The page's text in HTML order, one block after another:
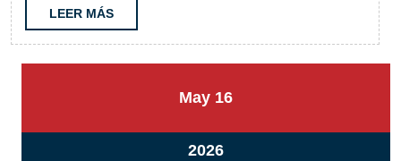
LEER MÁSLEER
MÁS
May16
2026
1616
202616